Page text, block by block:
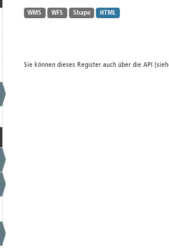
WMS WFS Shape HTML
Sie können dieses Register auch über die API